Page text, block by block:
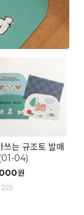
쓰는 규조토 발매
04)
원
225